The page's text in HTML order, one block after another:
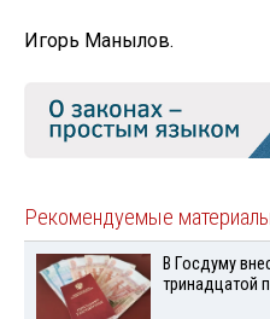
Игорь Манылов.
Рекомендуемые материалы
В Госдуму
тринадцатой